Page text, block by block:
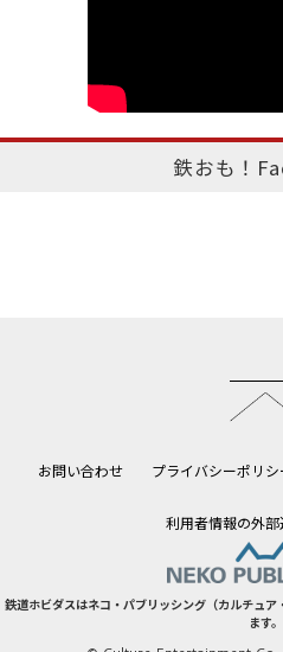
鉄おも！
お問い合わせ プライバシーポリシ
利用者情報の外
鉄道ホビダスはネコ・パブリッシング（カルチュ
ます。